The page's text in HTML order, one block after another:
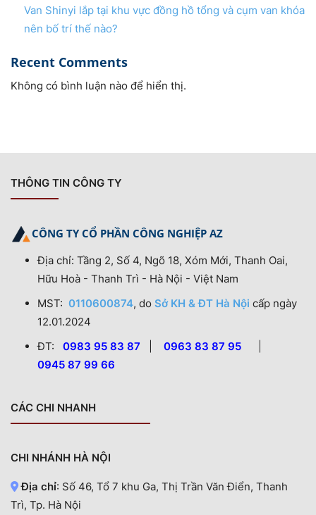
Van Shinyi lắp tại khu vực đồng hồ tổng và cụm van khóa
nên bố trí thế nào?
Recent Comments
Không có bình luận nào để hiển thị.
THÔNG TIN CÔNG TY
CÔNG TY CỔ PHẦN CÔNG NGHIỆP AZ
Địa chỉ: Tầng 2, Số 4, Ngõ 18, Xóm Mới, Thanh Oai,
Hữu Hoà - Thanh Trì - Hà Nội - Việt Nam
MST:0110600874, doSở KH & ĐT Hà Nội cấp ngày
12.01.2024
ĐT:0983 95 83 87 |0963 83 87 95
0945 87 99 66
CÁC CHI NHANH
CHI NHÁNH HÀ NỘI
Địa chỉ: Số 46, Tổ 7 khu Ga, Thị Trần Văn Điển, Thanh
Trì, Tp. Hà Nội